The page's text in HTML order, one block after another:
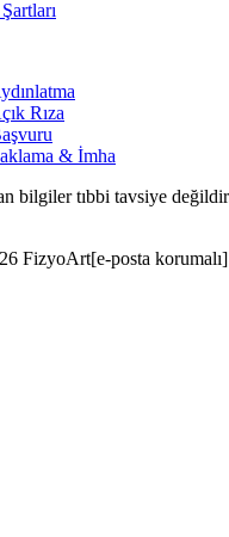
Rıza
& İmha
bilgiler tıbbi tavsiye
FizyoArt[e-posta korumalı]